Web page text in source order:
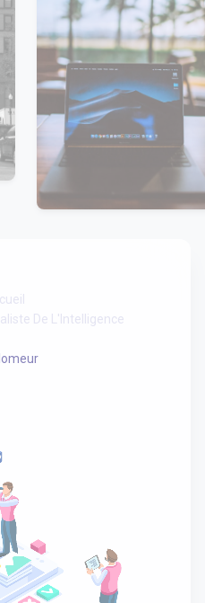
De L'Intelligence